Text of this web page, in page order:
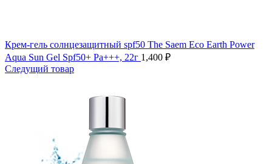
Крем-гель солнцезащитный spf50 The Saem Eco Earth Power
Aqua Sun Gel Spf50+ Pa+++, 22г 1,400 ₽
Следущий товар